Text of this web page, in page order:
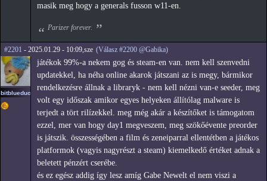
masik meg hogy a generals fusson w11-en.
Parizer forever.
#2201 - 2025.01.29 - 10:09,sze (Válasz #2200 @Gabika)
bitblueduck
játékok 99%-a nekem gog és steam-en van. nem kell szenvedni
updatekkel, ha néha online akarok játszani az is megy, bármikor
rendelkezésre állnak a libraryk - nem kell nézni van-e seeder, meg
volt egy időszak amikor egyes helyeken állítólag malware is
terjedt a tört rilízekkel. meg még akár a készítőket is támogatom
ezzel, mer van hogy day1 megveszem, meg szökőévente preorder
is játszik. összességében a film és zeneiparral ellentétben a játékos
platformok (vagyis nagyrészt a steam) kiemelkedő értéket adnak a
beletett pénzért cserébe.
és ez egész addig így lesz amíg Gabe Newelt el nem viszi a